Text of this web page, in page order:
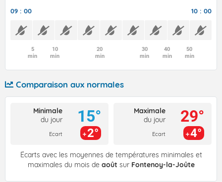
09 : 00 10 : 00
5
min
10
min
20
min
30
min
40
min
50
min
Comparaison aux normales
Minimale
du jour
Ecart
15°
2°
Maximale
du jour
Ecart
29°
4°
Écarts avec les moyennes de températures minimales et
maximales du mois de août sur Fontenoy-la-Joûte